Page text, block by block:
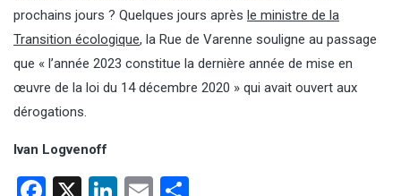
prochains jours ? Quelques jours après le ministre de la
Transition écologique, la Rue de Varenne souligne au passage
que « l’année 2023 constitue la dernière année de mise en
œuvre de la loi du 14 décembre 2020 » qui avait ouvert aux
dérogations.
Ivan Logvenoff